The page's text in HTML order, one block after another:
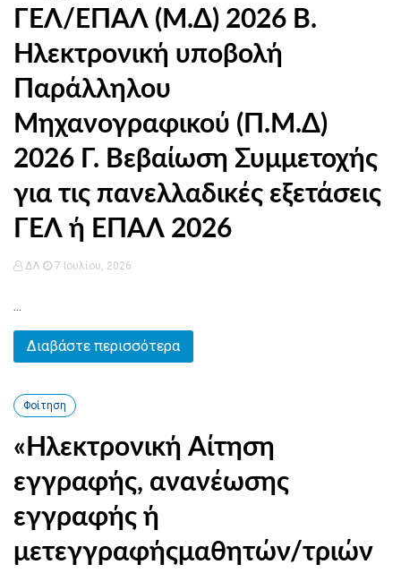
ΓΕΛ/ΕΠΑΛ (Μ.Δ) 2026 Β.
Ηλεκτρονική υποβολή
Παράλληλου
Μηχανογραφικού (Π.Μ.Δ)
2026 Γ. Βεβαίωση Συμμετοχής
για τις πανελλαδικές εξετάσεις
ΓΕΛ ή ΕΠΑΛ 2026
ΔΛ 7 Ιουλίου, 2026
...
Διαβάστε περισσότερα
Φοίτηση
«Ηλεκτρονική Αίτηση
εγγραφής, ανανέωσης
εγγραφής ή
μετεγγραφήςμαθητών/τριών